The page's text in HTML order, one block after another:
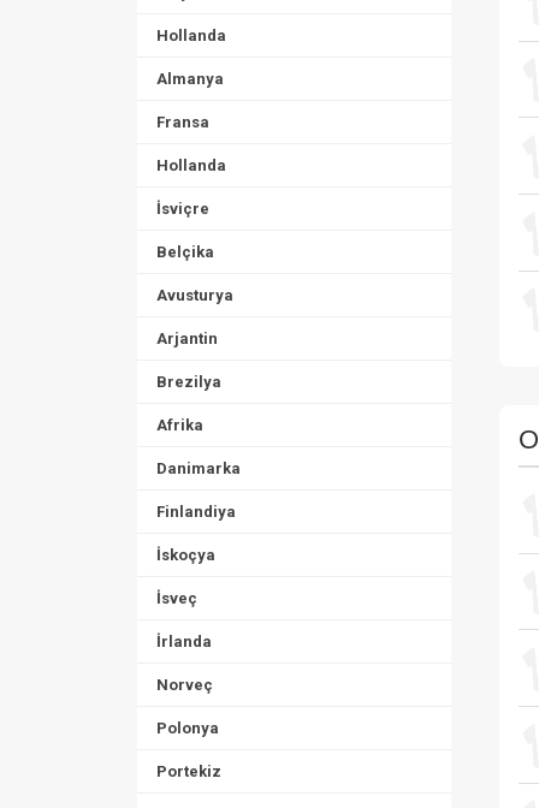
Hollanda
Almanya
Fransa
Hollanda
İsviçre
Belçika
Avusturya
Arjantin
Brezilya
Afrika
Danimarka
Finlandiya
İskoçya
İsveç
İrlanda
Norveç
Polonya
Portekiz